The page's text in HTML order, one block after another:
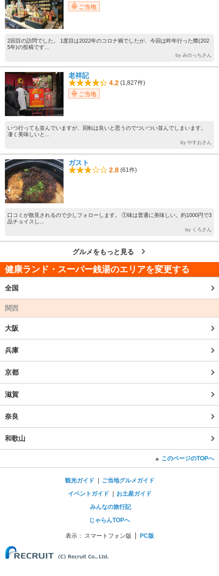
ご当地
2回目の訪問でした。 1度目は2022年のコロナ禍でしたが、今回は昨年行った際(202
5年)の投稿です...
by みのっちさん
老祥記
4.2 (1,827件)
ご当地
いつ行っても並んでいますが、回転は良いと思うのでついつい並んでしまいます。
凄く美味しいと...
by やすおさん
ガスト
2.8 (61件)
口コミが散見されるので少しフォローします。 ①味は普通に美味しい。約1000円で3
品チョイスし...
by くろさん
グルメをもっと見る
健康ランド・スーパー銭湯のエリアを変更する
全国
関西
大阪
兵庫
京都
滋賀
奈良
和歌山
このページのTOPへ
観光ガイド
ご当地グルメガイド
イベントガイド
お土産ガイド
みんなの旅行記
じゃらんTOPへ
表示： スマートフォン版 PC版